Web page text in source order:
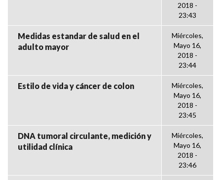
2018 -
23:43
Medidas estandar de salud en el
adulto mayor
Miércoles,
Mayo 16,
2018 -
23:44
Estilo de vida y cáncer de colon
Miércoles,
Mayo 16,
2018 -
23:45
DNA tumoral circulante, medición y
utilidad clínica
Miércoles,
Mayo 16,
2018 -
23:46